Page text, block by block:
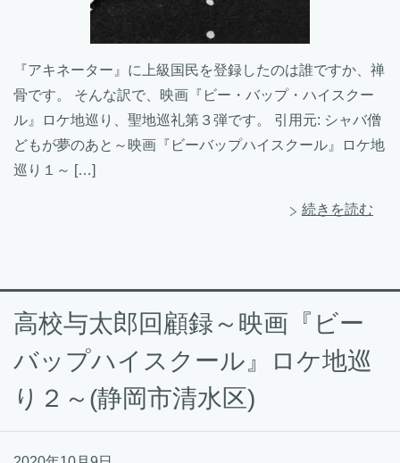
『アキネーター』に上級国民を登録したのは誰ですか、禅
骨です。 そんな訳で、映画『ビー・バップ・ハイスクー
ル』ロケ地巡り、聖地巡礼第３弾です。 引用元: シャバ僧
どもが夢のあと～映画『ビーバップハイスクール』ロケ地
巡り１～ […]
続きを読む
高校与太郎回顧録～映画『ビー
バップハイスクール』ロケ地巡
り２～(静岡市清水区)